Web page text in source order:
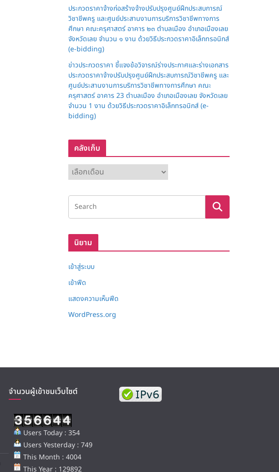
ประกวดราคาจ้างก่อสร้างจ้างปรับปรุงศูนย์ฝึกประสบการณ์
วิชาชีพครู และศูนย์ประสานงานการบริการวิชาชีพทางการ
ศึกษา คณะครุศาสตร์ อาคาร ๒๓ ตำบลเมือง อำเภอเมืองเลย
จังหวัดเลย จำนวน ๑ งาน ด้วยวิธีประกวดราคาอิเล็กทรอนิกส์
(e-bidding)
ข่าวประกวดราคา ชี้แจงข้อวิจารณ์ร่างประกาศและร่างเอกสาร
ประกวดราคาจ้างปรับปรุงศูนย์ฝึกประสบการณ์วิชาชีพครู และ
ศูนย์ประสานงานการบริการวิชาชีพทางการศึกษา คณะ
ครุศาสตร์ อาคาร 23 ตำบลเมือง อำเภอเมืองเลย จังหวัดเลย
จำนวน 1 งาน ด้วยวิธีประกวดราคาอิเล็กทรอนิกส์ (e-
bidding)
คลังเก็บ
ลั
ง
ก็
นิยาม
เข้าสู่ระบบ
เข้าฟีด
แสดงความเห็นฟีด
WordPress.org
จำนวนผู้เข้าชมเว็บไซต์
Users Today : 354
Users Yesterday : 749
This Month : 4004
This Year : 129892